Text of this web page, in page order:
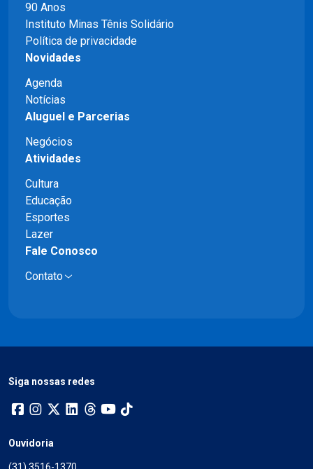
90 Anos
Instituto Minas Tênis Solidário
Política de privacidade
Novidades
Agenda
Notícias
Aluguel e Parcerias
Negócios
Atividades
Cultura
Educação
Esportes
Lazer
Fale Conosco
Contato
Siga nossas redes
Ouvidoria